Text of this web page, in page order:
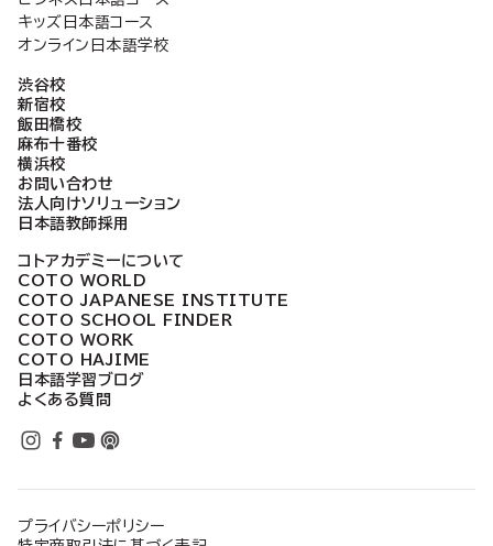
キッズ日本語コース
オンライン日本語学校
渋谷校
新宿校
飯田橋校
麻布十番校
横浜校
お問い合わせ
法人向けソリューション
日本語教師採用
コトアカデミーについて
COTO WORLD
COTO JAPANESE INSTITUTE
COTO SCHOOL FINDER
COTO WORK
COTO HAJIME
日本語学習ブログ
よくある質問
プライバシーポリシー